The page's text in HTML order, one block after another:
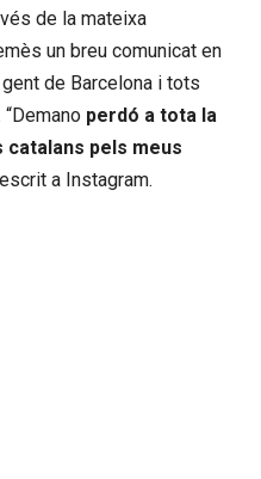
de la mateixa
un breu comunicat en
de Barcelona i tots
perdó a tota la
pels meus
a Instagram.